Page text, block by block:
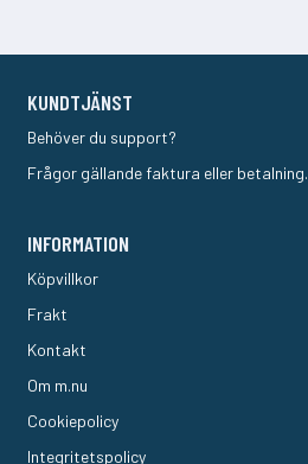
KUNDTJÄNST
Behöver du support?
Frågor gällande faktura eller betalning.
INFORMATION
Köpvillkor
Frakt
Kontakt
Om m.nu
Cookiepolicy
Integritetspolicy